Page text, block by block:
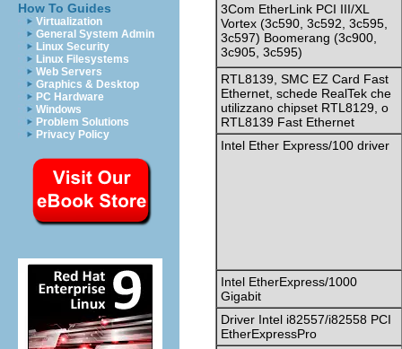
How To Guides
Virtualization
General System Admin
Linux Security
Linux Filesystems
Web Servers
Graphics & Desktop
PC Hardware
Windows
Problem Solutions
Privacy Policy
3Com EtherLink PCI III/XL
Vortex (3c590, 3c592, 3c595,
3c597) Boomerang (3c900,
3c905, 3c595)
RTL8139, SMC EZ Card Fast
Ethernet, schede RealTek che
utilizzano chipset RTL8129, o
RTL8139 Fast Ethernet
Intel Ether Express/100 driver
Intel EtherExpress/1000
Gigabit
Driver Intel i82557/i82558 PCI
EtherExpressPro